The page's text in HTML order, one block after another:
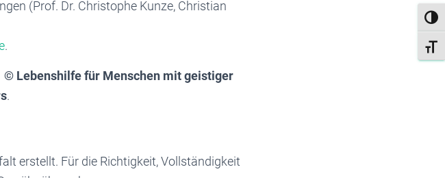
(Prof. Dr. Christophe Kunze, Christian
.
© Lebenshilfe für Menschen mit geistiger
.
erstellt. Für die Richtigkeit, Vollständigkeit